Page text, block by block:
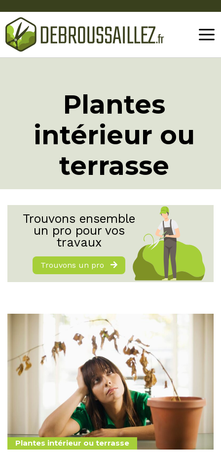
Plantes
intérieur ou
terrasse
Trouvons ensemble
un pro pour vos
travaux
Trouvons un pro
Plantes intérieur ou terrasse